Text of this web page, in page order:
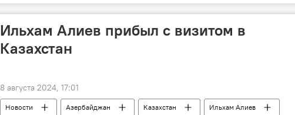
Сельское хозяйство
Сельскохозяйственная продукция Производство
Ильхам Алиев прибыл с визитом в
Казахстан
8 августа 2024, 17:01
Новости Азербайджан Казахстан
Ильхам Алиев